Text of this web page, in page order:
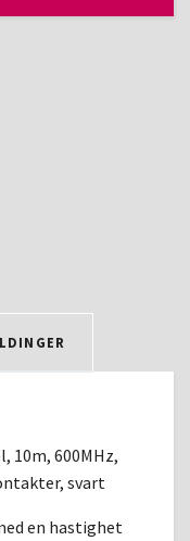
10m, 600MHz,
svart
en hastighet